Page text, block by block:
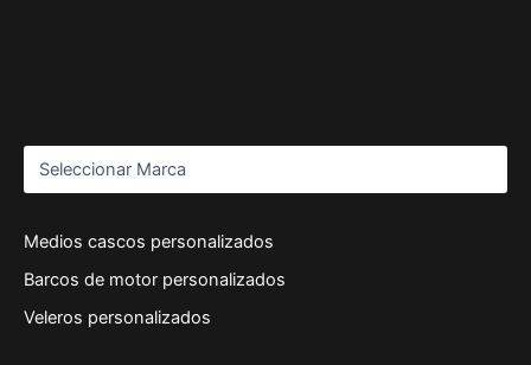
Medios cascos personalizados
Barcos de motor personalizados
Veleros personalizados